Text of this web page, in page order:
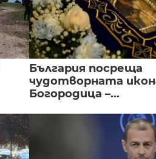
България посреща
чудотворната
Богородица –...